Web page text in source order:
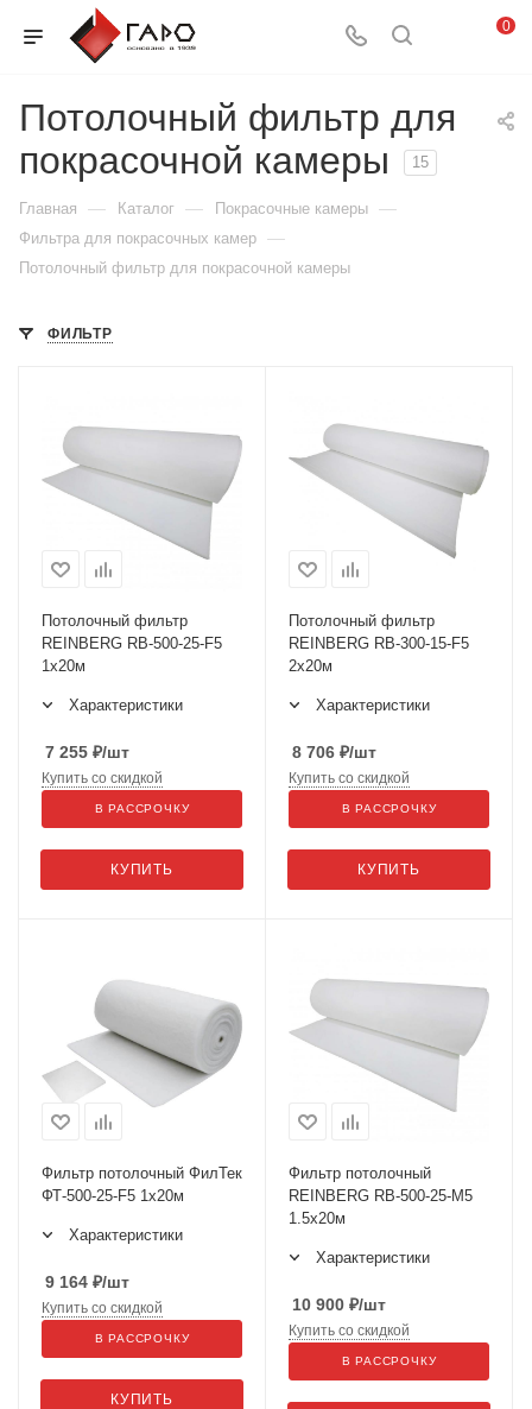
0
Потолочный фильтр для
покрасочной камеры
15
Главная — Каталог — Покрасочные камеры —
Фильтра для покрасочных камер —
Потолочный фильтр для покрасочной камеры
ФИЛЬТР
Потолочный фильтр
REINBERG RB-500-25-F5
1x20м
Характеристики
7 255 ₽/шт
КУПИТЬ
Купить со скидкой
В РАССРОЧКУ
Потолочный фильтр
REINBERG RB-300-15-F5
2x20м
Характеристики
8 706 ₽/шт
КУПИТЬ
Купить со скидкой
В РАССРОЧКУ
Фильтр потолочный ФилТек
ФТ-500-25-F5 1x20м
Характеристики
9 164 ₽/шт
КУПИТЬ
Купить со скидкой
В РАССРОЧКУ
Фильтр потолочный
REINBERG RB-500-25-М5
1.5x20м
Характеристики
10 900 ₽/шт
Купить со скидкой
В РАССРОЧКУ